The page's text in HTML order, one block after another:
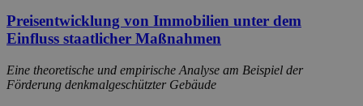
Preisentwicklung von Immobilien unter dem
Einfluss staatlicher Maßnahmen
Eine theoretische und empirische Analyse am Beispiel der
Förderung denkmalgeschützter Gebäude